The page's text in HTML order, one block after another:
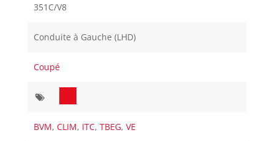
351C/V8
Conduite à Gauche (LHD)
Coupé
BVM,CLIM, ITC,TBEG,VE